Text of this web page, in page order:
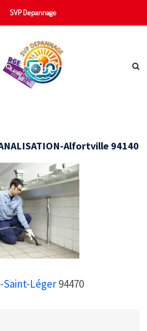
Alfortville 94140
Saint-Léger94470
SVP Depannage